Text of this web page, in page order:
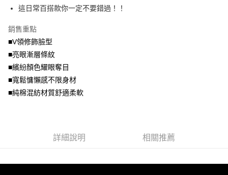
1.分期款項不併入電信帳單，「大哥付你分期」於每月結算日後寄送繳費提
醒簡訊。
帳／街口支付／iPASS MONEY」等通路繳費。
【注意事項】
1.本服務係由「台灣大哥大股份有限公司」（以下簡稱本公司）所提供，讓
用戶於交易時，得透過本服務購買商品或服務，並由商店將買賣／分期付款
買賣價金債權讓與本公司後，依約使用本公司帳單繳交帳款。
資料（包含姓名、電話或地址）提供予台灣大哥大進項蒐集、處理及利用，
【「AFTEE先享後付」結帳流程】
結帳頁面，進行簡訊認證並確認金額後，即可完成結帳。
３．收到繳費通知簡訊後14天內，點擊此簡訊中的連結，可透過四大超商／
ATM／網路銀行／等多元方式進行付款，方視為交易完成。
※ 請注意：結帳手續完成當下不需立刻繳費，但若您需要取消訂單，請聯絡
購買商品的店家。未經商家同意取消之訂單仍視為有效，需透過AFTEE先享
後付繳納相關費用。
※ 交易是否成功請以「AFTEE先享後付 」之結帳頁面顯示為準，若有關於
１．透過由恩沛科技股份有限公司提供之「AFTEE先享後付」服務完成之交
２．關於個人資料處理事宜，請瀏覽以下網址：
每筆NT$70，滿NT$699(含以上)免運費
付款後全家取貨
每筆NT$70，滿NT$699(含以上)免運費
7-11取貨付款
每筆NT$70，滿NT$799(含以上)免運費
付款後7-11取貨
每筆NT$100，滿NT$1,000(含以上)免運費
這日常百搭款你一定不要錯過！！
銷售重點
■V領修飾臉型
■亮眼漸層條紋
■繽紛顏色耀眼奪目
■寬鬆慵懶感不限身材
■純棉混紡材質舒適柔軟
詳細說明 相關推薦